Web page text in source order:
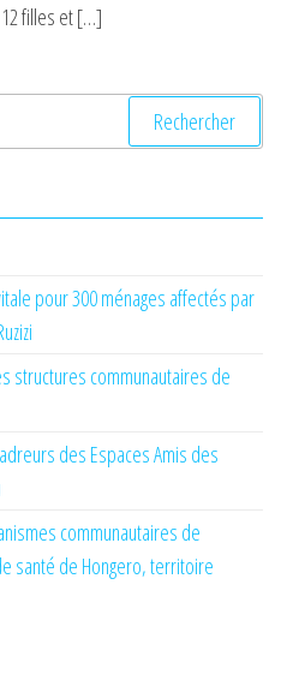
filles et […]
pour 300 ménages affectés par
structures communautaires de
des Espaces Amis des
communautaires de
santé de Hongero, territoire